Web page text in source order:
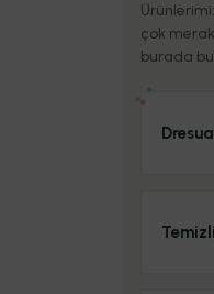
çok merak
burada